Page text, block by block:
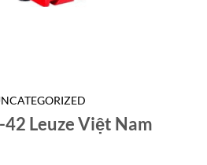
Leuze Việt Nam